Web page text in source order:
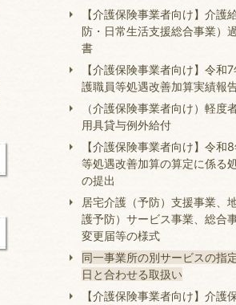
【介護保険事業者向け】介護
防・日常生活支援総合事業）
書
【介護保険事業者向け】令和
護職員等処遇改善加算実績報
（介護保険事業者向け）軽度
用具貸与例外給付
【介護保険事業者向け】令和
等処遇改善加算の算定に係る
の提出
居宅介護（予防）支援事業、
護予防）サービス事業、総合
変更届等の様式
同一事業所の別サービスの指
日と合わせる取扱い
【介護保険事業者向け】介護